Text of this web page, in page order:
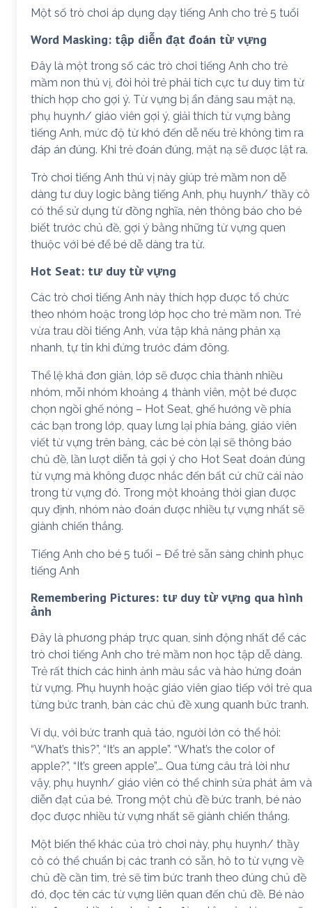
Một số trò chơi áp dụng dạy tiếng Anh cho trẻ 5 tuổi
Word Masking: tập diễn đạt đoán từ vựng
Đây là một trong số các trò chơi tiếng Anh cho trẻ
mầm non thú vị, đòi hỏi trẻ phải tích cực tư duy tìm từ
thích hợp cho gợi ý. Từ vựng bị ẩn đăng sau mặt nạ,
phụ huynh/ giáo viên gợi ý, giải thích từ vựng bằng
tiếng Anh, mức độ từ khó đến dễ nếu trẻ không tìm ra
đáp án đúng. Khi trẻ đoán đúng, mặt nạ sẽ được lật ra.
Trò chơi tiếng Anh thú vị này giúp trẻ mầm non dễ
dàng tư duy logic bằng tiếng Anh, phụ huynh/ thầy cô
có thể sử dụng từ đồng nghĩa, nên thông báo cho bé
biết trước chủ đề, gợi ý bằng những từ vựng quen
thuộc với bé để bé dễ dàng tra từ.
Hot Seat: tư duy từ vựng
Các trò chơi tiếng Anh này thích hợp được tổ chức
theo nhóm hoặc trong lớp học cho trẻ mầm non. Trẻ
vừa trau dồi tiếng Anh, vừa tập khả năng phản xạ
nhanh, tự tin khi đứng trước đám đông.
Thể lệ khá đơn giản, lớp sẽ được chia thành nhiều
nhóm, mỗi nhóm khoảng 4 thành viên, một bé được
chọn ngồi ghế nóng – Hot Seat, ghế hướng về phía
các bạn trong lớp, quay lưng lại phía bảng, giáo viên
viết từ vựng trên bảng, các bé còn lại sẽ thông báo
chủ đề, lần lượt diễn tả gợi ý cho Hot Seat đoán đúng
từ vựng mà không được nhắc đến bất cứ chữ cái nào
trong từ vựng đó. Trong một khoảng thời gian được
quy định, nhóm nào đoán được nhiều tự vựng nhất sẽ
giành chiến thắng.
Tiếng Anh cho bé 5 tuổi – Để trẻ sẵn sàng chinh phục
tiếng Anh
Remembering Pictures: tư duy từ vựng qua hình
ảnh
Đây là phương pháp trực quan, sinh động nhất để các
trò chơi tiếng Anh cho trẻ mầm non học tập dễ dàng.
Trẻ rất thích các hình ảnh màu sắc và hào hứng đoán
từ vựng. Phụ huynh hoặc giáo viên giao tiếp với trẻ qua
từng bức tranh, bàn các chủ đề xung quanh bức tranh.
Ví dụ, với bức tranh quả táo, người lớn có thể hỏi:
“What’s this?”, “It’s an apple”. “What’s the color of
apple?”, “It’s green apple”,… Qua từng câu trả lời như
vậy, phụ huynh/ giáo viên có thể chỉnh sửa phát âm và
diễn đạt của bé. Trong một chủ đề bức tranh, bé nào
đọc được nhiều từ vựng nhất sẽ giành chiến thắng.
Một biến thể khác của trò chơi này, phụ huynh/ thầy
cô có thể chuẩn bị các tranh có sẵn, hô to từ vựng về
chủ đề cần tìm, trẻ sẽ tìm bức tranh theo đúng chủ đề
đó, đọc tên các từ vựng liên quan đến chủ đề. Bé nào